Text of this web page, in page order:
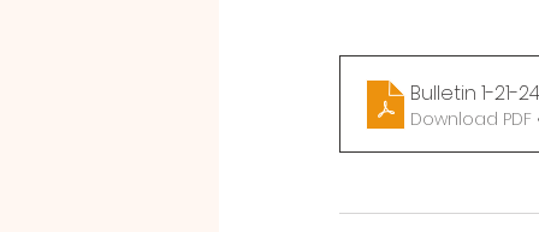
Bulletin 1-21-24
Download PDF